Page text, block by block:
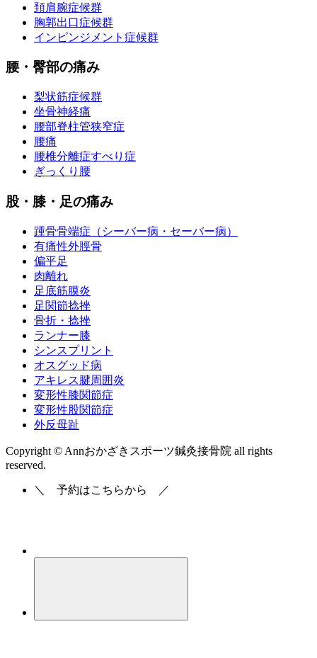
頚肩腕症候群
胸郭出口症候群
インピンジメント症候群
腰・臀部の痛み
梨状筋症候群
坐骨神経痛
腰部脊柱管狭窄症
腰痛
腰椎分離症すべり症
ぎっくり腰
股・膝・足の痛み
踵骨骨端症（シーバー病・セーバー病）
有痛性外脛骨
偏平足
肉離れ
足底筋膜炎
足関節捻挫
骨折・捻挫
ランナー膝
シンスプリント
オスグッド病
アキレス腱周囲炎
変形性膝関節症
変形性股関節症
外反母趾
Copyright © Annおかざきスポーツ鍼灸接骨院 all rights
reserved.
＼ 予約はこちらから ／